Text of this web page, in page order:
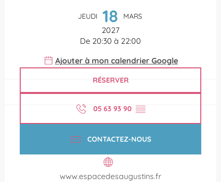
JEUDI 18 MARS
2027
De 20:30 à 22:00
Ajouter à mon calendrier Google
RÉSERVER
05 63 93 90 ▒▒
CONTACTEZ-NOUS
www.espacedesaugustins.fr